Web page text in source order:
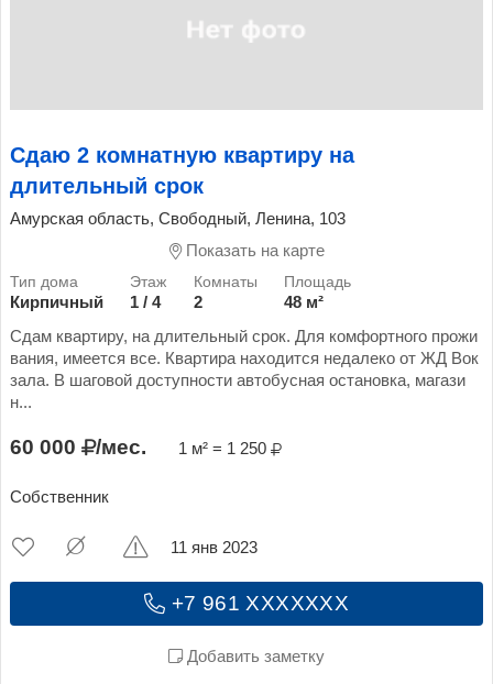
Сдаю 2 комнатную квартиру на
длительный срок
Амурская область, Свободный, Ленина, 103
Показать на карте
Кирпичный 1 / 4 2
48 м²
Сдам квартиру, на длительный срок. Для комфортного прожи
вания, имеется все. Квартира находится недалеко от ЖД Вок
зала. В шаговой доступности автобусная остановка, магази
н...
60 000 /мес. 1 м² = 1 250
Собственник
+7 961 XXXXXXX
Добавить заметку
11 янв 2023